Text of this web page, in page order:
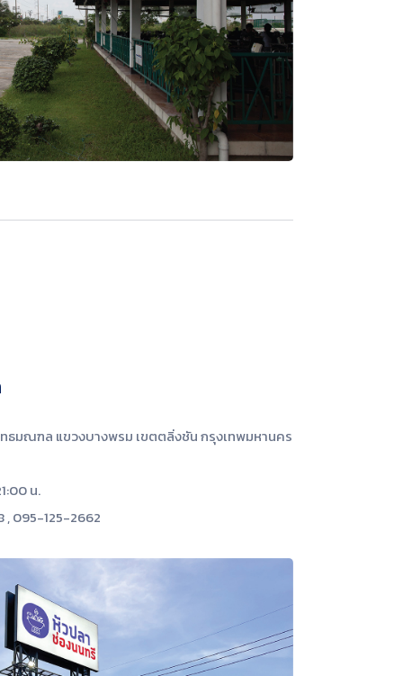
ธมณฑล แขวงบางพรม เขตตลิ่งชัน กรุงเทพมหานคร
น.
, 095-125-2662